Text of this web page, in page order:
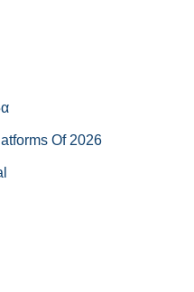
Of 2026